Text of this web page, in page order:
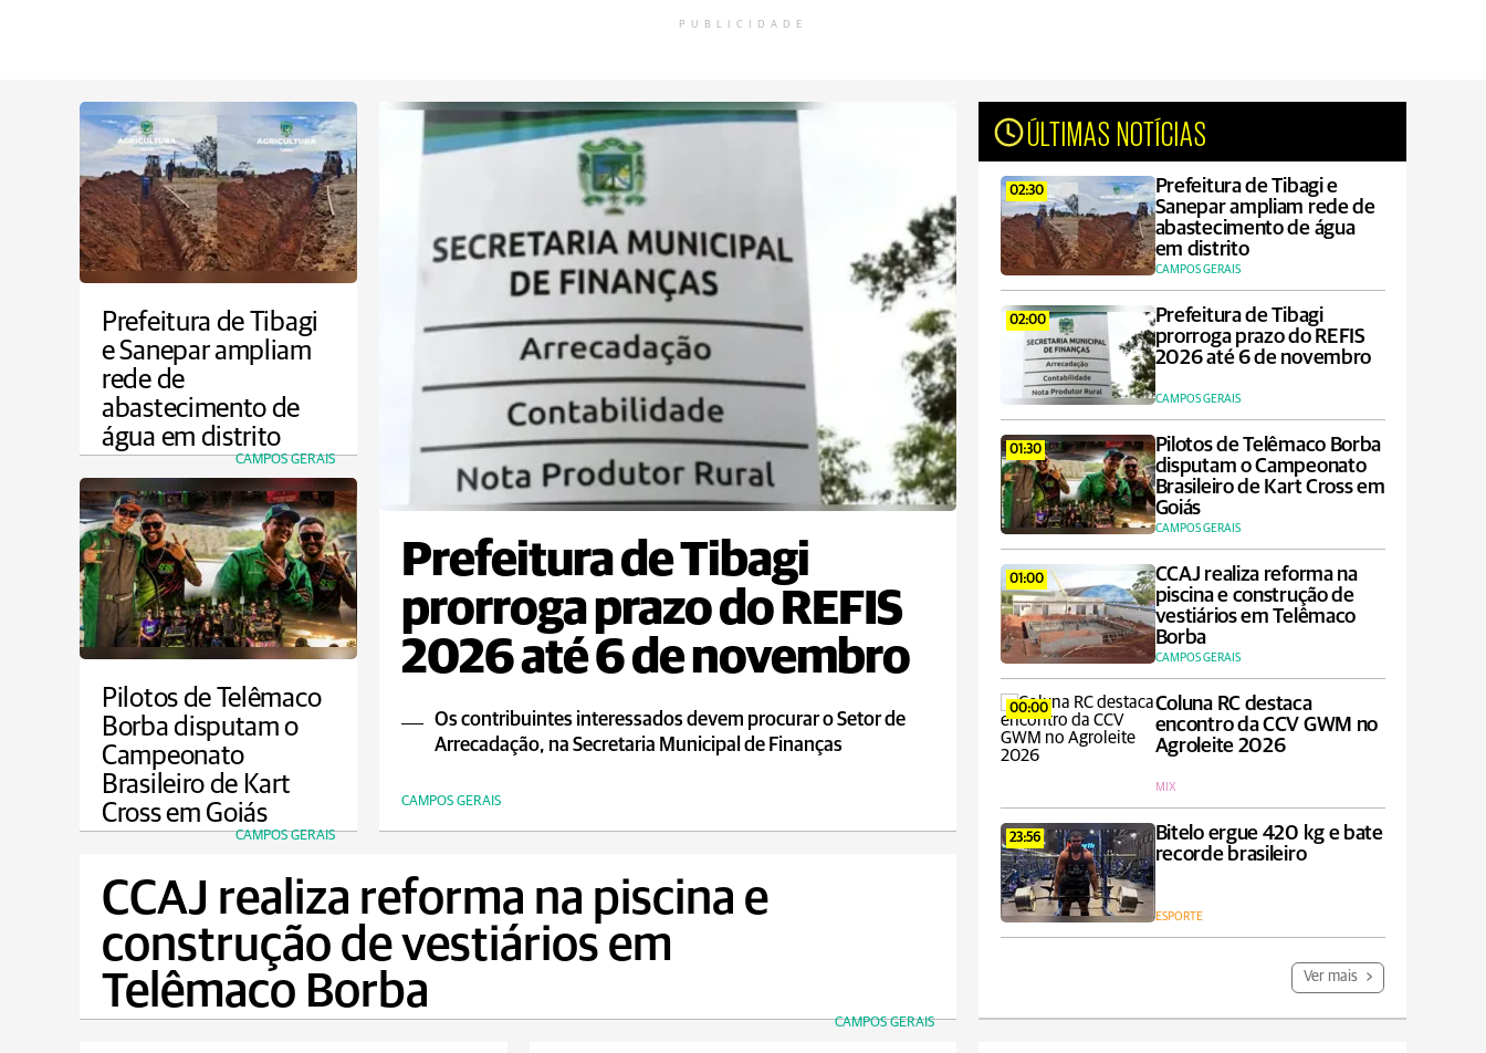
PUBLICIDADE
Prefeitura de Tibagi
e Sanepar ampliam
rede de
abastecimento de
água em distrito
CAMPOS GERAIS
Prefeitura de Tibagi
prorroga prazo do REFIS
2026 até 6 de novembro
Os contribuintes interessados devem procurar o Setor de
Arrecadação, na Secretaria Municipal de Finanças
CAMPOS GERAIS
ÚLTIMAS NOTÍCIAS
02:30
Prefeitura de Tibagi e
Sanepar ampliam rede de
abastecimento de água
em distrito
CAMPOS GERAIS
02:00
Prefeitura de Tibagi
prorroga prazo do REFIS
2026 até 6 de novembro
CAMPOS GERAIS
01:30
Pilotos de Telêmaco Borba
disputam o Campeonato
Brasileiro de Kart Cross em
Goiás
CAMPOS GERAIS
01:00
CCAJ realiza reforma na
piscina e construção de
vestiários em Telêmaco
Borba
CAMPOS GERAIS
00:00
Coluna RC destaca
encontro da CCV GWM no
Agroleite 2026
MIX
23:56
Bitelo ergue 420 kg e bate
recorde brasileiro
ESPORTE
Ver mais
Pilotos de Telêmaco
Borba disputam o
Campeonato
Brasileiro de Kart
Cross em Goiás
CAMPOS GERAIS
CCAJ realiza reforma na piscina e
construção de vestiários em
Telêmaco Borba
CAMPOS GERAIS